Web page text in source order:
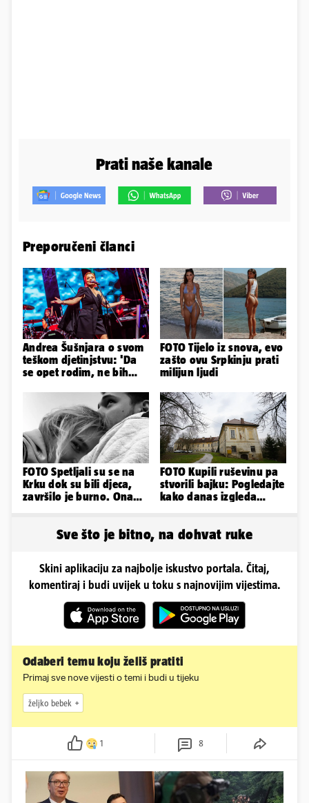
Prati naše kanale
Preporučeni članci
Andrea Šušnjara o svom
teškom djetinjstvu: 'Da
se opet rodim, ne bih
FOTO Tijelo iz snova, evo
zašto ovu Srpkinju prati
milijun ljudi
FOTO Spetljali su se na
Krku dok su bili djeca,
završilo je burno. Ona
FOTO Kupili ruševinu pa
stvorili bajku: Pogledajte
kako danas izgleda
Sve što je bitno, na dohvat ruke
Skini aplikaciju za najbolje iskustvo portala. Čitaj,
komentiraj i budi uvijek u toku s najnovijim vijestima.
Odaberi temu koju želiš pratiti
Primaj sve nove vijesti o temi i budi u tijeku
željko bebek
1 8